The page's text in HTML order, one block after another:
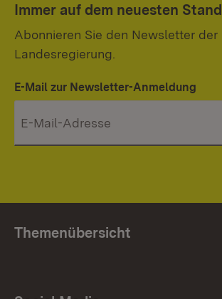
Immer auf dem neuesten Stand
Abonnieren Sie den Newsletter der
Landesregierung.
E-Mail zur Newsletter-Anmeldung
Themenübersicht